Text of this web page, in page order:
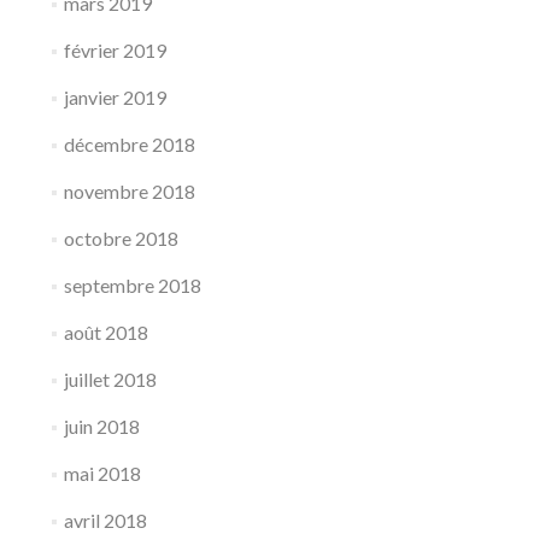
février 2019
janvier 2019
décembre 2018
novembre 2018
octobre 2018
septembre 2018
août 2018
juillet 2018
juin 2018
mai 2018
avril 2018